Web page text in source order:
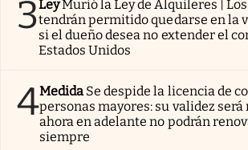
3LeyMurió la Ley de Alquileres |
tendrán permitido quedarse en la
si el dueño desea no extender el
Estados Unidos
4Medida Se despide la licencia de
personas mayores: su validez será
ahora en adelante no podrán
siempre